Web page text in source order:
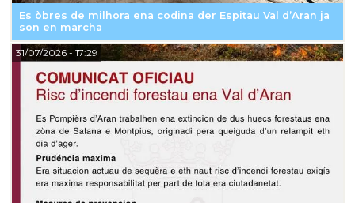
Es òbres de milhora ena codina der Espitau Val d’Aran ja
son en marcha
31/07/2026- 17:29